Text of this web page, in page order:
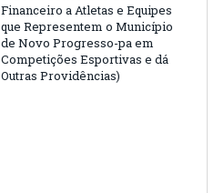
Financeiro a Atletas e Equipes
que Representem o Município
de Novo Progresso-pa em
Competições Esportivas e dá
Outras Providências)